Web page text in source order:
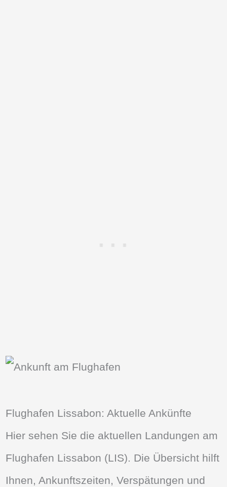
Flughafen Lissabon: Aktuelle Ankünfte
Hier sehen Sie die aktuellen Landungen am
Flughafen Lissabon (LIS). Die Übersicht hilft
Ihnen, Ankunftszeiten, Verspätungen und